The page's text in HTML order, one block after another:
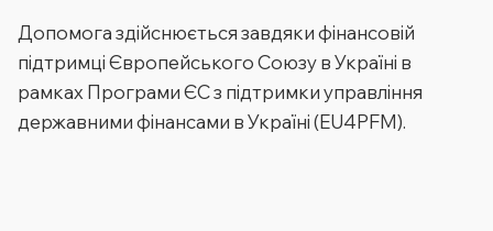
Допомога здійснюється завдяки фінансовій
підтримці Європейського Союзу в Україні в
рамках Програми ЄС з підтримки управління
державними фінансами в Україні (EU4PFM).